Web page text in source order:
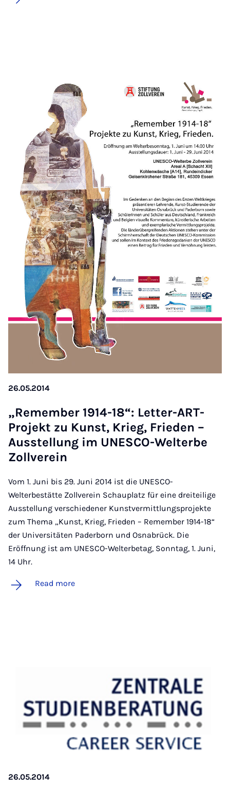
26.05.2014
„Re­mem­ber 1914-18“: Let­ter-ART-
Pro­jekt zu Kunst, Krieg, Frieden –
Aus­s­tel­lung im UN­ESCO-Wel­terbe
Zollver­ein
Vom 1. Juni bis 29. Juni 2014 ist die UNESCO-
Welterbestätte Zollverein Schauplatz für eine dreiteilige
Ausstellung verschiedener Kunstvermittlungsprojekte
zum Thema „Kunst, Krieg, Frieden – Remember 1914-18“
der Universitäten Paderborn und Osnabrück. Die
Eröffnung ist am UNESCO-Welterbetag, Sonntag, 1. Juni,
14 Uhr.
Read more
26.05.2014